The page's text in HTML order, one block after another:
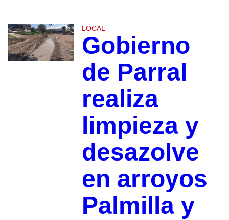
LOCAL
Gobierno
de Parral
realiza
limpieza y
desazolve
en arroyos
Palmilla y